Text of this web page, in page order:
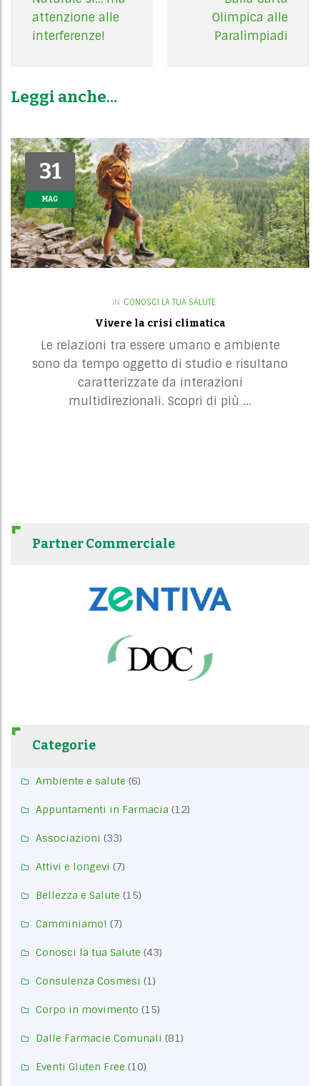
i
t
i
o
n
attenzione alle
interferenze!
Olimpica alle
Paralimpiadi
Leggi anche...
31
MAG
31
MAG
IN CONOSCI LA TUA SALUTE
Vivere la crisi climatica
Le relazioni tra essere umano e ambiente
sono da tempo oggetto di studio e risultano
caratterizzate da interazioni
multidirezionali. Scopri di più ...
Partner Commerciale
Categorie
Ambiente e salute (6)
Appuntamenti in Farmacia (12)
Associazioni (33)
Attivi e longevi (7)
Bellezza e Salute (15)
Camminiamo! (7)
Conosci la tua Salute (43)
Consulenza Cosmesi (1)
Corpo in movimento (15)
Dalle Farmacie Comunali (81)
Eventi Gluten Free (10)